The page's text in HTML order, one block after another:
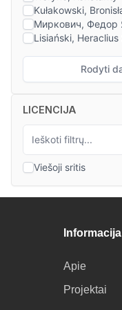
LICENCIJA
Informacija
Apie
Projektai